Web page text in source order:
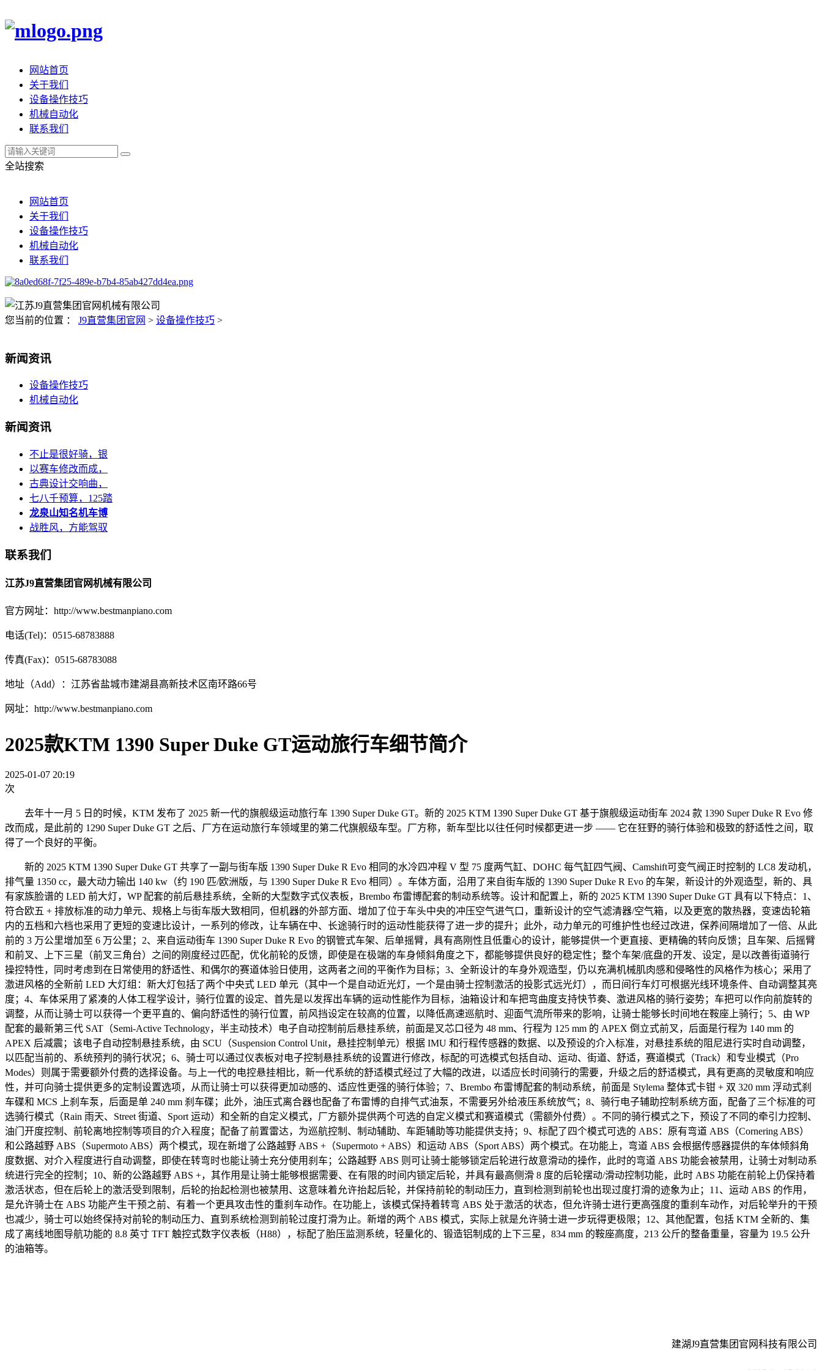
网站首页
关于我们
设备操作技巧
机械自动化
联系我们
全站搜索
网站首页
关于我们
设备操作技巧
机械自动化
联系我们
您当前的位置 ： J9直营集团官网 > 设备操作技巧 >
新闻资讯
设备操作技巧
机械自动化
新闻资讯
不止是很好骑，银
以赛车修改而成，
古典设计交响曲，
七八千预算，125踏
龙泉山知名机车博
战胜风，方能驾驭
联系我们
江苏J9直营集团官网机械有限公司
官方网址：http://www.bestmanpiano.com
电话(Tel)：0515-68783888
传真(Fax)：0515-68783088
地址（Add）：江苏省盐城市建湖县高新技术区南环路66号
网址：http://www.bestmanpiano.com
2025款KTM 1390 Super Duke GT运动旅行车细节简介
2025-01-07 20:19
次
去年十一月 5 日的时候，KTM 发布了 2025 新一代的旗舰级运动旅行车 1390 Super Duke GT。新的 2025 KTM 1390 Super Duke GT 基于旗舰级运动街车 2024 款 1390 Super Duke R Evo 修
改而成，是此前的 1290 Super Duke GT 之后、厂方在运动旅行车领域里的第二代旗舰级车型。厂方称，新车型比以往任何时候都更进一步 —— 它在狂野的骑行体验和极致的舒适性之间，取
得了一个良好的平衡。
新的 2025 KTM 1390 Super Duke GT 共享了一副与街车版 1390 Super Duke R Evo 相同的水冷四冲程 V 型 75 度两气缸、DOHC 每气缸四气阀、Camshift可变气阀正时控制的 LC8 发动机，
排气量 1350 cc，最大动力输出 140 kw（约 190 匹/欧洲版，与 1390 Super Duke R Evo 相同）。车体方面，沿用了来自街车版的 1390 Super Duke R Evo 的车架，新设计的外观造型，新的、具
有家族脸谱的 LED 前大灯，WP 配套的前后悬挂系统，全新的大型数字式仪表板，Brembo 布雷博配套的制动系统等。设计和配置上，新的 2025 KTM 1390 Super Duke GT 具有以下特点：1、
符合欧五 + 排放标准的动力单元、规格上与街车版大致相同，但机器的外部方面、增加了位于车头中央的冲压空气进气口，重新设计的空气滤清器/空气箱，以及更宽的散热器，变速齿轮箱
内的五档和六档也采用了更短的变速比设计，一系列的修改，让车辆在中、长途骑行时的运动性能获得了进一步的提升；此外，动力单元的可维护性也经过改进，保养间隔增加了一倍、从此
前的 3 万公里增加至 6 万公里；2、来自运动街车 1390 Super Duke R Evo 的钢管式车架、后单摇臂，具有高刚性且低重心的设计，能够提供一个更直接、更精确的转向反馈；且车架、后摇臂
和前叉、上下三星（前叉三角台）之间的刚度经过匹配，优化前轮的反馈，即使是在极端的车身倾斜角度之下，都能够提供良好的稳定性；整个车架/底盘的开发、设定，是以改善街道骑行
操控特性，同时考虑到在日常使用的舒适性、和偶尔的赛道体验日使用，这两者之间的平衡作为目标；3、全新设计的车身外观造型，仍以充满机械肌肉感和侵略性的风格作为核心；采用了
激进风格的全新前 LED 大灯组：新大灯包括了两个中央式 LED 单元（其中一个是自动近光灯，一个是由骑士控制激活的投影式远光灯），而日间行车灯可根据光线环境条件、自动调整其亮
度；4、车体采用了紧凑的人体工程学设计，骑行位置的设定、首先是以发挥出车辆的运动性能作为目标，油箱设计和车把弯曲度支持快节奏、激进风格的骑行姿势；车把可以作向前旋转的
调整，从而让骑士可以获得一个更平直的、偏向舒适性的骑行位置，前风挡设定在较高的位置，以降低高速巡航时、迎面气流所带来的影响，让骑士能够长时间地在鞍座上骑行；5、由 WP
配套的最新第三代 SAT（Semi-Active Technology，半主动技术）电子自动控制前后悬挂系统，前面是叉芯口径为 48 mm、行程为 125 mm 的 APEX 倒立式前叉，后面是行程为 140 mm 的
APEX 后减震；该电子自动控制悬挂系统，由 SCU（Suspension Control Unit，悬挂控制单元）根据 IMU 和行程传感器的数据、以及预设的介入标准，对悬挂系统的阻尼进行实时自动调整，
以匹配当前的、系统预判的骑行状况；6、骑士可以通过仪表板对电子控制悬挂系统的设置进行修改，标配的可选模式包括自动、运动、街道、舒适，赛道模式（Track）和专业模式（Pro
Modes）则属于需要额外付费的选择设备。与上一代的电控悬挂相比，新一代系统的舒适模式经过了大幅的改进，以适应长时间骑行的需要，升级之后的舒适模式，具有更高的灵敏度和响应
性，并可向骑士提供更多的定制设置选项，从而让骑士可以获得更加动感的、适应性更强的骑行体验；7、Brembo 布雷博配套的制动系统，前面是 Stylema 整体式卡钳 + 双 320 mm 浮动式刹
车碟和 MCS 上刹车泵，后面是单 240 mm 刹车碟；此外，油压式离合器也配备了布雷博的自排气式油泵，不需要另外给液压系统放气；8、骑行电子辅助控制系统方面，配备了三个标准的可
选骑行模式（Rain 雨天、Street 街道、Sport 运动）和全新的自定义模式，厂方额外提供两个可选的自定义模式和赛道模式（需额外付费）。不同的骑行模式之下，预设了不同的牵引力控制、
油门开度控制、前轮离地控制等项目的介入程度；配备了前置雷达，为巡航控制、制动辅助、车距辅助等功能提供支持；9、标配了四个模式可选的 ABS：原有弯道 ABS（Cornering ABS）
和公路越野 ABS（Supermoto ABS）两个模式，现在新增了公路越野 ABS +（Supermoto + ABS）和运动 ABS（Sport ABS）两个模式。在功能上，弯道 ABS 会根据传感器提供的车体倾斜角
度数据、对介入程度进行自动调整，即使在转弯时也能让骑士充分使用刹车；公路越野 ABS 则可让骑士能够锁定后轮进行故意滑动的操作，此时的弯道 ABS 功能会被禁用，让骑士对制动系
统进行完全的控制；10、新的公路越野 ABS +，其作用是让骑士能够根据需要、在有限的时间内锁定后轮，并具有最高侧滑 8 度的后轮摆动/滑动控制功能，此时 ABS 功能在前轮上仍保持着
激活状态，但在后轮上的激活受到限制，后轮的抬起检测也被禁用、这意味着允许抬起后轮，并保持前轮的制动压力，直到检测到前轮也出现过度打滑的迹象为止；11、运动 ABS 的作用，
是允许骑士在 ABS 功能产生干预之前、有着一个更具攻击性的重刹车动作。在功能上，该模式保持着转弯 ABS 处于激活的状态，但允许骑士进行更高强度的重刹车动作，对后轮举升的干预
也减少，骑士可以始终保持对前轮的制动压力、直到系统检测到前轮过度打滑为止。新增的两个 ABS 模式，实际上就是允许骑士进一步玩得更极限；12、其他配置，包括 KTM 全新的、集
成了离线地图导航功能的 8.8 英寸 TFT 触控式数字仪表板（H88），标配了胎压监测系统，轻量化的、锻造铝制成的上下三星，834 mm 的鞍座高度，213 公斤的整备重量，容量为 19.5 公升
的油箱等。
建湖J9直营集团官网科技有限公司